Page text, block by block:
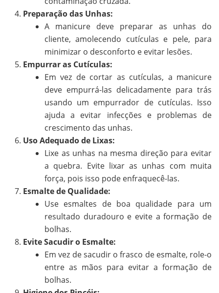
Preparação das Unhas:
A manicure deve preparar as unhas do
cliente, amolecendo cutículas e pele, para
minimizar o desconforto e evitar lesões.
Empurrar as Cutículas:
Em vez de cortar as cutículas, a manicure
deve empurrá-las delicadamente para trás
usando um empurrador de cutículas. Isso
ajuda a evitar infecções e problemas de
crescimento das unhas.
Uso Adequado de Lixas:
Lixe as unhas na mesma direção para evitar
a quebra. Evite lixar as unhas com muita
força, pois isso pode enfraquecê-las.
Esmalte de Qualidade:
Use esmaltes de boa qualidade para um
resultado duradouro e evite a formação de
bolhas.
Evite Sacudir o Esmalte:
Em vez de sacudir o frasco de esmalte, role-o
entre as mãos para evitar a formação de
bolhas.